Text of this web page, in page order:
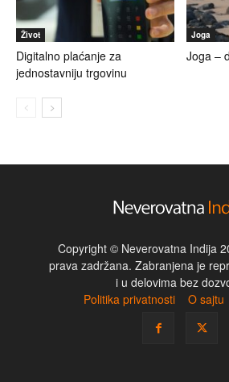
Život
Digitalno plaćanje za
jednostavniju trgovinu
Joga
Joga –
Copyright © Neverovatna Indija
prava zadržana. Zabranjena je
i u delovima bez
Politika privatnosti
O sajtu